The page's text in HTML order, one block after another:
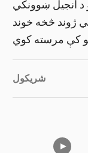
د انجیل ښوونکي
ژوند څخه خوند
شریکول